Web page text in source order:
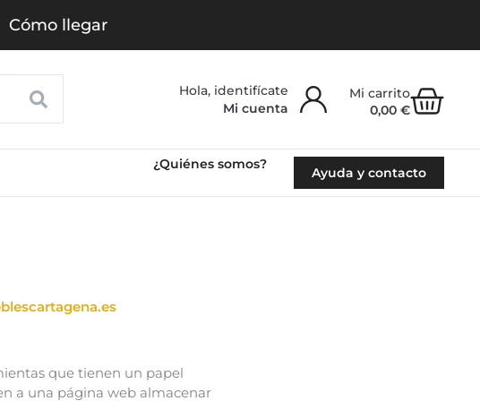
Cómo llegar
Mi cuenta 0,00 €
¿Quiénes somos?
Ayuda y contacto
que tienen un papel
a una página web almacenar